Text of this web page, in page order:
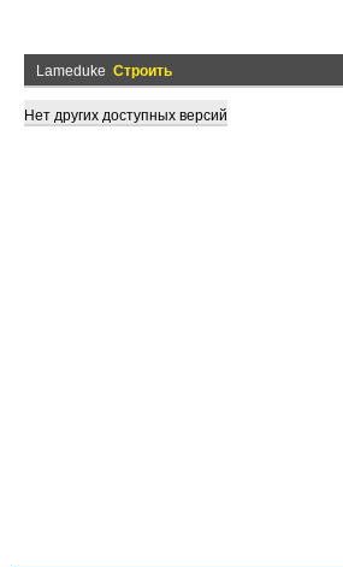
Lameduke Строить
Нет других доступных версий